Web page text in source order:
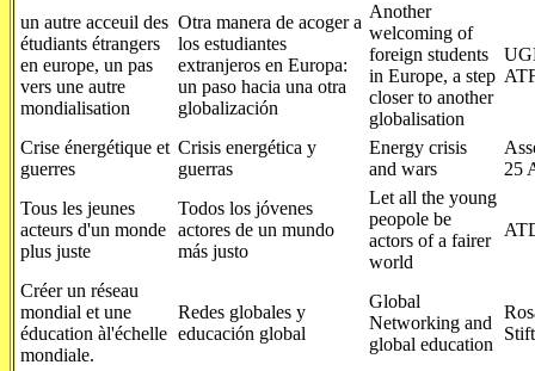
un autre acceuil des
étudiants étrangers
en europe, un pas
vers une autre
mondialisation
Otra manera de acoger a
los estudiantes
extranjeros en Europa:
un paso hacia una otra
globalización
Another
welcoming of
foreign students
in Europe, a step
closer to another
globalisation
Crise énergétique et
guerres
Crisis energética y
guerras
Energy crisis
and wars
25
Tous les jeunes
acteurs d'un monde
plus juste
Todos los jóvenes
actores de un mundo
más justo
Let all the young
peopole be
actors of a fairer
world
Créer un réseau
mondial et une
éducation àl'échelle
mondiale.
Redes globales y
educación global
Global
Networking and
global education